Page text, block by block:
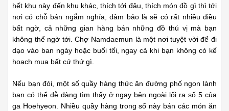
hết khu này đến khu khác, thích tới đâu, thích món đồ gì thì tới
nơi có chỗ bán ngắm nghía, đảm bảo là sẽ có rất nhiều điều
bất ngờ, cả những gian hàng bán những đồ thú vị mà bạn
không thể ngờ tới. Chợ Namdaemun là một nơi tuyệt vời để đi
dạo vào ban ngày hoặc buổi tối, ngay cả khi bạn không có kế
hoạch mua bất cứ thứ gì.
Nếu bạn đói, một số quầy hàng thức ăn đường phố ngon lành
bạn có thể dễ dàng tìm thấy ở ngay bên ngoài lối ra số 5 của
ga Hoehyeon. Nhiều quầy hàng trong số này bán các món ăn